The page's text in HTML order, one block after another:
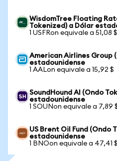
WisdomTree Floating
Tokenized) a Dólar
1 USFRon equivale a 51,08 $
American Airlines Group
estadounidense
1 AALon equivale a 15,92 $
SoundHound AI (Ondo
estadounidense
1 SOUNon equivale a 7,89
US Brent Oil Fund (Ondo
estadounidense
1 BNOon equivale a 47,41 $